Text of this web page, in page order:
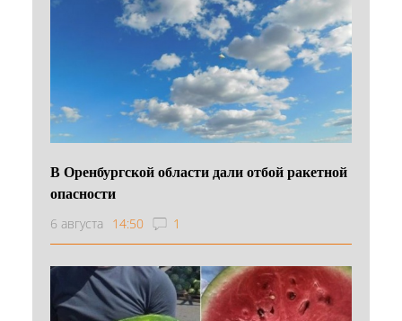
В Оренбургской области дали отбой ракетной
опасности
6 августа 14:50 1